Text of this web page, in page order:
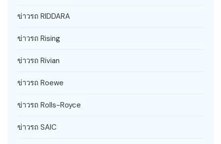
ข่าวรถ RIDDARA
ข่าวรถ Rising
ข่าวรถ Rivian
ข่าวรถ Roewe
ข่าวรถ Rolls-Royce
ข่าวรถ SAIC